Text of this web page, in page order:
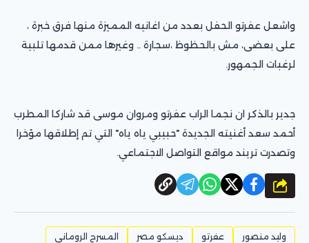
واشعل عفرتو الحفل بعدد من اغانيه المميزة منها فرق خبرة ،
على بعضى، مش بالحظوظ ،سجارة .. وغيرها ممن قدمها تلبية
لرغبات الجمهور.
جدير بالذكر ان نجما الراب عفرتو ومروان موسى قد شاركا المطرب
أحمد سعد أغنيته الجديدة "حبيبي ياه ياه" التي تم إطلاقها مؤخرا
وتصدرت تريند مواقع التواصل الاجتماعي.
شارك
وليد منصور عفرتو ديسكو مصر المسرح الروماني